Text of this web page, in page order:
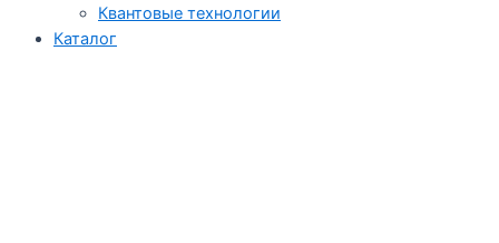
Квантовые технологии
Каталог